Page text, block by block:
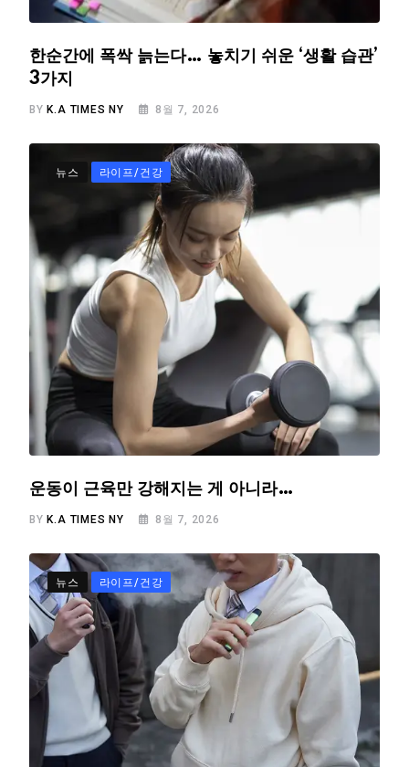
한순간에 폭싹 늙는다… 놓치기 쉬운 ‘생활 습관’
3가지
BY K.A TIMES NY 8월 7, 2026
뉴스 라이프/건강
운동이 근육만 강해지는 게 아니라…
BY K.A TIMES NY 8월 7, 2026
뉴스 라이프/건강